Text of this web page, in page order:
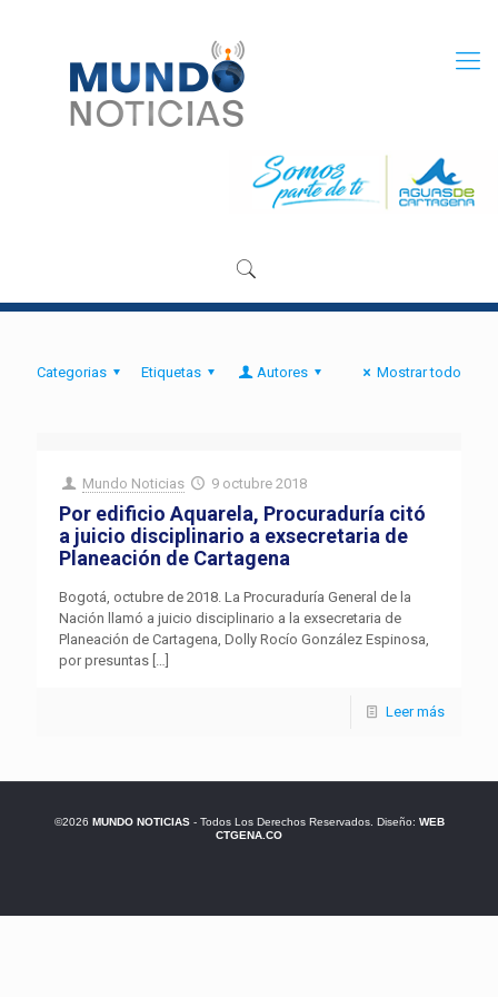
Categorias Etiquetas Autores Mostrar todo
Mundo Noticias 9 octubre 2018
Por edificio Aquarela, Procuraduría citó
a juicio disciplinario a exsecretaria de
Planeación de Cartagena
Bogotá, octubre de 2018. La Procuraduría General de la
Nación llamó a juicio disciplinario a la exsecretaria de
Planeación de Cartagena, Dolly Rocío González Espinosa,
por presuntas […]
Leer más
©2026 MUNDO NOTICIAS- Todos Los Derechos Reservados. Diseño: WEB
CTGENA.CO